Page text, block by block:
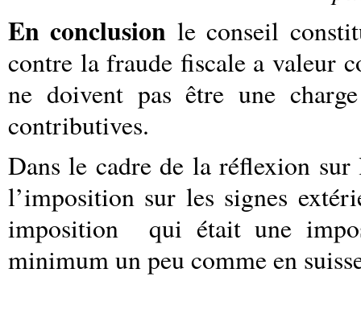
En conclusion le conseil
contre la fraude fiscale a valeur
ne doivent pas être une
contributives.
Dans le cadre de la réflexion
l’imposition sur les signes
imposition qui était une
minimum un peu comme en